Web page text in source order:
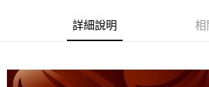
後付繳納相關費用。
※ 交易是否成功請以「AFTEE先享後付 」之結帳頁
是否繳費成功／繳費後需取消欲退款等相關疑問，
【注意事項】
付款後7-11取貨
詳細說明 相